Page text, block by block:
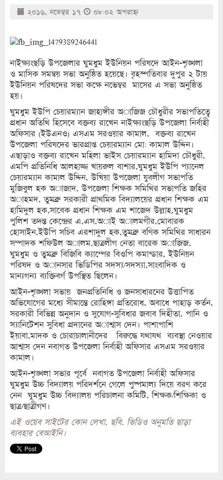
২০১৬, নভেম্বর ১৭ ০৮:০২ অপরাহ্ণ
নাইক্ষ্যংছড়ি উপজেলার ঘুমধুম ইউনিয়ন পরিষদে আইন-শৃঙ্খলা
ও মাসিক সমন্বয় সভা অনুষ্ঠিত হয়েছে। বৃহস্পতিবার দুপুর ২ টায়
ইউনিয়ন পরিষদের সভা কক্ষে নভেম্বর মাসের এ সভা অনুষ্ঠিত
হয়।
ঘুমধুম ইউপি চেয়ারম্যান জাহাঙ্গীর অাজিজ চৌধুরীর সভাপতিত্বে
প্রধান অতিথি হিসেবে বক্তব্য রাখেন নাইক্ষ্যংছড়ি উপজেলা নির্বাহী
অফিসার (ইউএনও) এসএম সরওয়ার কামাল, বক্তব্য রাখেন
উপজেলা পরিষদের ভারপ্রাপ্ত চেয়ারম্যান মো: কামাল উদ্দিন।
এছাড়াও বক্তব্য রাখেন মহিলা ভাইস চেয়ারম্যান হামিদা চৌধুরী,
এমপি প্রতিনিধি আলহাজ্জ খায়রুল বাশার,ঘুমধুম ইউপি প্যানেল
চেয়ারম্যান কামাল উদ্দিন, উখিয়া উপজেলা যুবলীগ সভাপতি
মুজিবুল হক অাজাদ, উপজেলা শিক্ষক সমিথির সভাপতি জহির
অাহমদ, তুমব্রু সরকারী প্রাথমিক বিদ্যালয়ের প্রধান শিক্ষক এম
হামিদুল হক,সাবেক প্রধান শিক্ষক এম শাজেদ উল্লাহ,ঘুমধুম
পুলিশ তদন্ত কেন্দ্রের এ,এস,অাই অালমগীর,মোবারক
হোসাইন,ইউপি সচিব এরশাদুল হক,তুমব্রু বণিক সমিথির সাধারন
সম্পাদক শফিউল অালম,ছাত্রলীগ নেতা বারেক অাজিজ,
ঘুমধুম ও তুমব্রু বিজিবি ক্যাম্পের বিওপি কমান্ডার, ইউনিয়ন
পরিষদ ও অানসার ভিডিপির সদস্য/সদস্যা,সাংবাদিক ও
মান্যগন্য ব্যক্তিবর্গ উপস্থিত ছিলেন।
আইন-শৃঙ্খলা সভায় জনপ্রতিনিধি ও জনসাধারনের উত্তাপিত
অভিযোগের মধ্যে সীমান্তে রোহিঙ্গা প্রতিরোধ, অবাধে পাহাড় কর্তন,
সরকারী বিভিন্ন অনুদান ও সুযোগ-সুবিধার জবাব দিহীতা, পানি ও
স্যানিটেশন সুবিধা প্রদানের অাশ্বাস দেন। পাশাপাশি
ইয়াবা,মাদক ও চোরাচালানীদের বিরুদ্ধে যথাযথ ব্যবস্থা নেওয়ার
আশ্বাস দেন নবাগত উপজেলা নির্বাহী অফিসার এসএম সরওয়ার
কামাল।
আইন-শৃঙ্খলা সভার পূর্বে নবাগত উপজেলা নির্বাহী অফিসার
ঘুমধুম উচ্চ বিদ্যালয় পরিদর্শনে গেলে পুষ্পমাল্য দিয়ে বরণ করে
নেন ঘুমধুম উচ্চ বিদ্যালয় পরিচালনা কমিটি, শিক্ষক/শিক্ষিকা ও
ছাত্র/ছাত্রীগণ।
এই ওয়েব সাইটের কোন লেখা, ছবি, ভিডিও অনুমতি ছাড়া
ব্যবহার বেআইনি।